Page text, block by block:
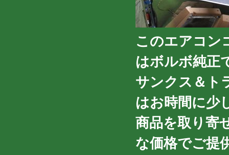
このエアコン
はボルボ純正
サンクス＆ト
はお時間に少
商品を取り寄
な価格でご提